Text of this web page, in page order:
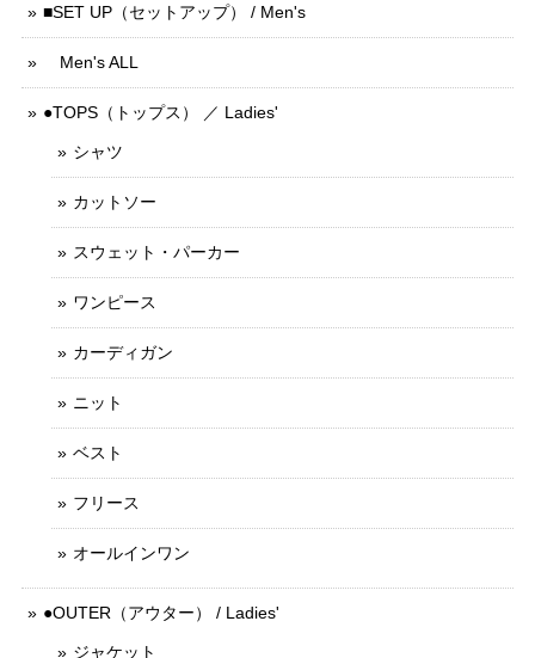
■SET UP（セットアップ） / Men's
Men's ALL
●TOPS（トップス） ／ Ladies'
シャツ
カットソー
スウェット・パーカー
ワンピース
カーディガン
ニット
ベスト
フリース
オールインワン
●OUTER（アウター） / Ladies'
ジャケット